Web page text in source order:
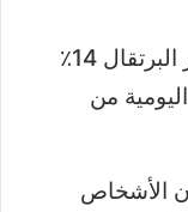
يمكن أن يوفر كوب واحد من عصير البرتقال 14٪
من
الأشخاص